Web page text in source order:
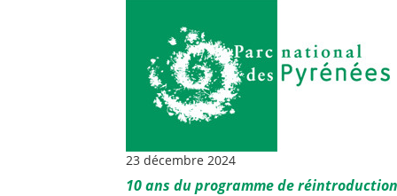
23 décembre 2024
10 ans du programme de